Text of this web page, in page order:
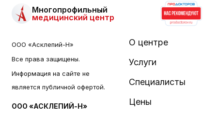
Многопрофильный
медицинский центр
ООО «Асклепий-Н»
Все права защищены.
Информация на сайте не
является публичной офертой.
ООО «АСКЛЕПИЙ-Н»
О центре
Услуги
Специалисты
Цены